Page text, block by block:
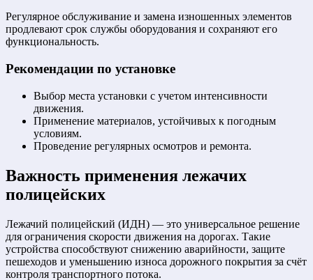
Регулярное обслуживание и замена изношенных элементов
продлевают срок службы оборудования и сохраняют его
функциональность.
Рекомендации по установке
Выбор места установки с учетом интенсивности
движения.
Применение материалов, устойчивых к погодным
условиям.
Проведение регулярных осмотров и ремонта.
Важность применения лежачих
полицейских
Лежачий полицейский (ИДН) — это универсальное решение
для ограничения скорости движения на дорогах. Такие
устройства способствуют снижению аварийности, защите
пешеходов и уменьшению износа дорожного покрытия за счёт
контроля транспортного потока.